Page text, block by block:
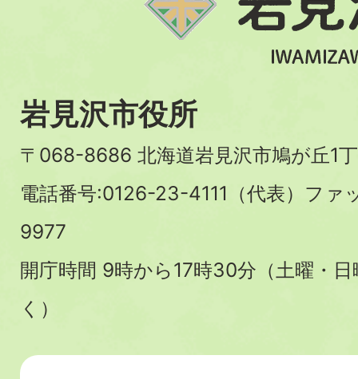
岩見沢市役所
〒068-8686 北海道岩見沢市鳩が丘1
電話番号:0126-23-4111（代表）フ
9977
開庁時間 9時から17時30分（土曜・
く）